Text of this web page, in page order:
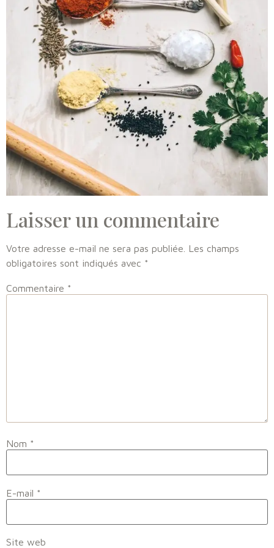
Laisser un commentaire
Votre adresse e-mail ne sera pas publiée. Les champs
obligatoires sont indiqués avec *
Commentaire *
Nom *
E-mail *
Site web